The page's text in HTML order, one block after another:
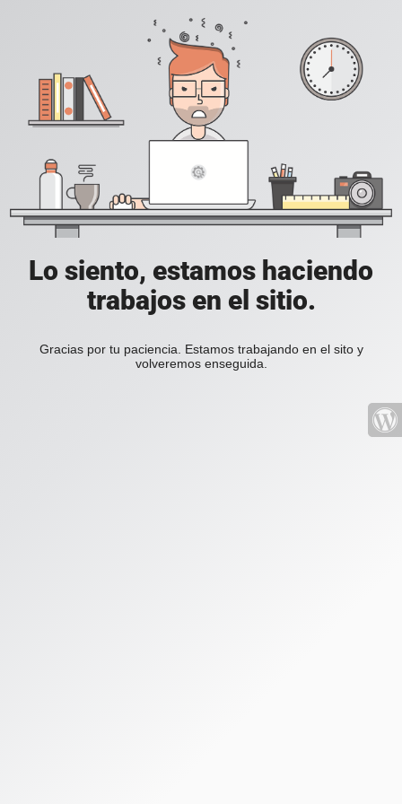
Lo siento, estamos haciendo
trabajos en el sitio.
Gracias por tu paciencia. Estamos trabajando en el sito y
volveremos enseguida.